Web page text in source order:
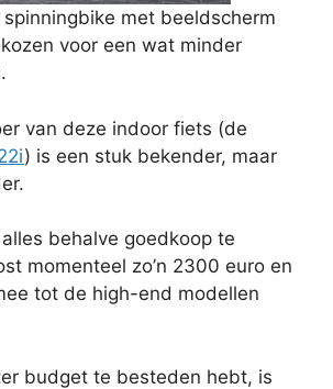
met beeldscherm
voor een wat minder
van deze indoor fiets (de
) is een stuk bekender, maar
behalve goedkoop te
momenteel zo’n 2300 euro en
tot de high-end modellen
budget te besteden hebt, is